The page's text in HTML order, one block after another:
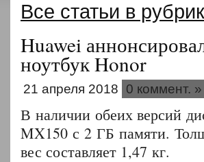
Все статьи в
Huawei
ноутбук Honor
21 апреля 2018 0 коммент. »
В наличии обеих версий
MX150 с 2 ГБ памяти.
вес составляет 1,47 кг.